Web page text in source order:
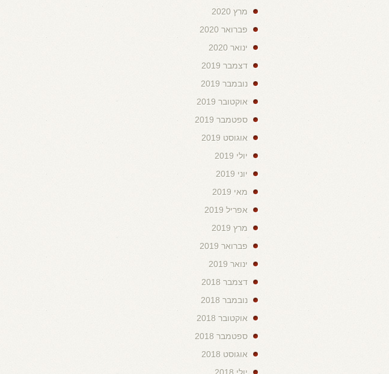
מרץ 2020
פברואר 2020
ינואר 2020
דצמבר 2019
נובמבר 2019
אוקטובר 2019
ספטמבר 2019
אוגוסט 2019
יולי 2019
יוני 2019
מאי 2019
אפריל 2019
מרץ 2019
פברואר 2019
ינואר 2019
דצמבר 2018
נובמבר 2018
אוקטובר 2018
ספטמבר 2018
אוגוסט 2018